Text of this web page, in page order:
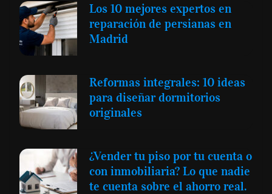
Los 10 mejores expertos en
reparación de persianas en
Madrid
Reformas integrales: 10 ideas
para diseñar dormitorios
originales
¿Vender tu piso por tu cuenta o
con inmobiliaria? Lo que nadie
te cuenta sobre el ahorro real.